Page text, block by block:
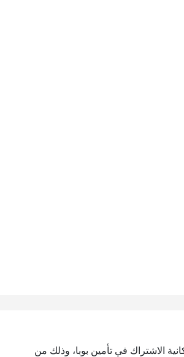
الاشتراك في تأمين بوبا، وذلك من